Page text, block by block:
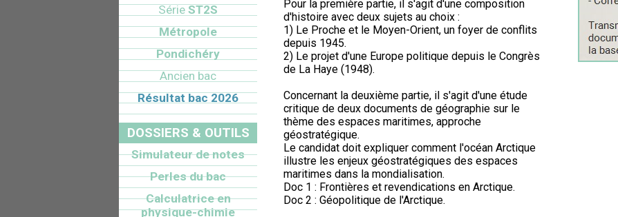
Pour la première partie, il s'agit d'une composition
d'histoire avec deux sujets au choix :
1) Le Proche et le Moyen-Orient, un foyer de conflits
depuis 1945.
2) Le projet d'une Europe politique depuis le Congrès
de La Haye (1948).
Concernant la deuxième partie, il s'agit d'une étude
critique de deux documents de géographie sur le
thème des espaces maritimes, approche
géostratégique.
Le candidat doit expliquer comment l'océan Arctique
illustre les enjeux géostratégiques des espaces
maritimes dans la mondialisation.
Doc 1 : Frontières et revendications en Arctique.
Doc 2 : Géopolitique de l'Arctique.
Série ST2S
Métropole
Pondichéry
Ancien bac
Résultat bac 2026
DOSSIERS & OUTILS
Simulateur de notes
Perles du bac
Calculatrice en
physique-chimie